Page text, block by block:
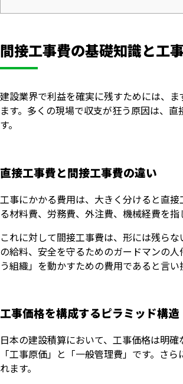
間接工事費の基礎知識と工
建設業界で利益を確実に残すためには、
ます。多くの現場で収支が狂う原因は、
す。
直接工事費と間接工事費の違い
工事にかかる費用は、大きく分けると直
る材料費、労務費、外注費、機械経費を
これに対して間接工事費は、形には残ら
の給料、安全を守るためのガードマンの
う組織」を動かすための費用であると言
工事価格を構成するピラミッド構造
日本の建設積算において、工事価格は明
「工事原価」と「一般管理費」です。さ
れます。